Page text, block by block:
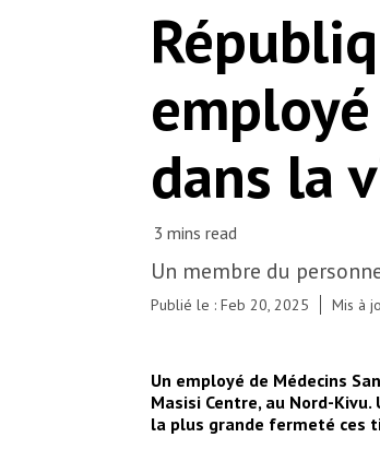
Les personnes fuient les affrontements dans le
territoire de Masisi. République démocratique
Congo, 2025. © MSF
dans la
Un membre du
Publié le : Feb 20, 2025 Mis à
Un employé de Médecins
Masisi Centre, au Nord-
la plus grande fermeté ces